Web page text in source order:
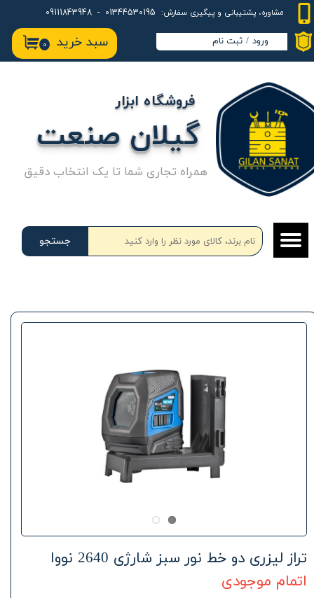
مشاوره، پشتیبانی و پیگیری سفارش:
۰ سبد خرید ورود / ثبت نام
حساب کاربری من
تغییر گذر واژه
سفارشات
خروج از حساب کاربری
جستجو
گیلان صنعت
فروشگاه ابزار
همراه تجاری شما تا یک انتخاب دقیق
تراز لیزری دو خط نور سبز شارژی 2640 نووا
اتمام موجودی